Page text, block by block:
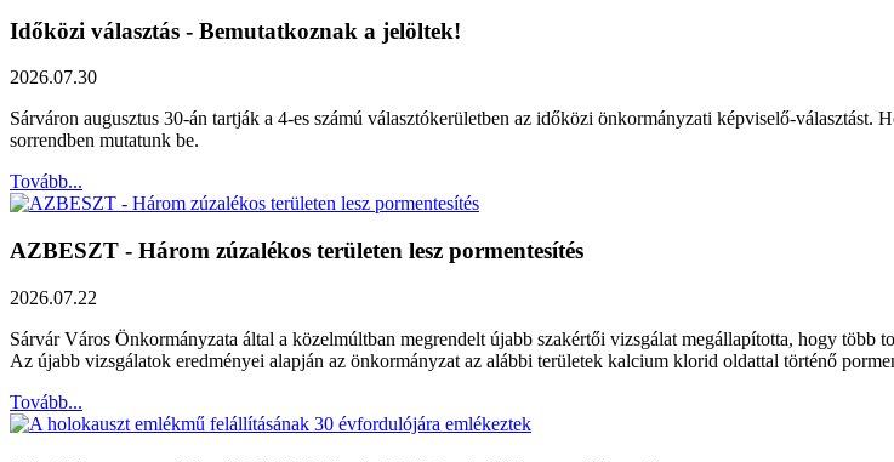
Időközi választás - Bemutatkoznak a jelöltek!
2026.07.30
Sárváron augusztus 30-án tartják a 4-es számú választókerületben az időközi önkormányzati képviselő-
sorrendben mutatunk be.
Tovább...
AZBESZT - Három zúzalékos területen lesz pormentesítés
2026.07.22
Sárvár Város Önkormányzata által a közelmúltban megrendelt újabb szakértői vizsgálat megállapította, hogy több
Az újabb vizsgálatok eredményei alapján az önkormányzat az alábbi területek kalcium klorid oldattal történő
Tovább...